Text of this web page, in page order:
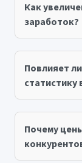
Как
заработок?
Повлияет
статистику
Почему